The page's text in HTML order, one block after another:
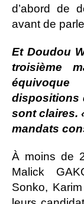
d’abord de
avant de
Et Doudou
troisième
dispositions
sont claires.
mandats
À moins de
Malick
Sonko,